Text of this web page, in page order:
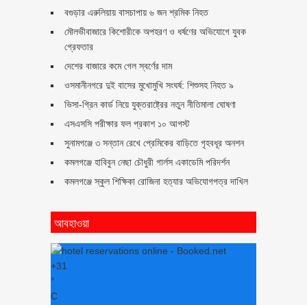
বগুড়ার এরুলিয়ায় বাসচাপায় ৬ জন শ্রমিক নিহত
মৌলভীবাজারে কিশোরীকে অপহরণ ও ধর্ষণের অভিযোগে যুবক
গ্রেফতার
দেশের বাজারে কমে গেল স্বর্ণের দাম
ওসমানীনগরে দুই বাসের মুখোমুখি সংঘর্ষ: শিশুসহ নিহত ৯
ভিসা-গ্রিন কার্ড নিয়ে যুক্তরাষ্ট্রের নতুন নীতিমালা ঘোষণা
এসএসসি পরীক্ষার ফল প্রকাশ ১০ আগস্ট
সুনামগঞ্জে ৩ সন্তান রেখে প্রেমিকের বাড়িতে গৃহবধূর অনশন
কমলগঞ্জে হাবিবুন নেছা চৌধুরী গার্লস একাডেমি পরিদর্শন
কমলগঞ্জে স্কুল শিক্ষিকা রোজিনা হত্যার অভিযোগপত্র দাখিল
আবহাওয়া
+31
°
C